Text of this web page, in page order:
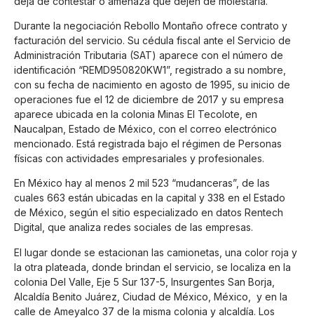
Durante la negociación Rebollo Montaño ofrece contrato y
facturación del servicio. Su cédula fiscal ante el Servicio de
Administración Tributaria (SAT) aparece con el número de
identificación “REMD950820KW1”, registrado a su nombre,
con su fecha de nacimiento en agosto de 1995, su inicio de
operaciones fue el 12 de diciembre de 2017 y su empresa
aparece ubicada en la colonia Minas El Tecolote, en
Naucalpan, Estado de México, con el correo electrónico
mencionado. Está registrada bajo el régimen de Personas
físicas con actividades empresariales y profesionales.
En México hay al menos 2 mil 523 “mudanceras”, de las
cuales 663 están ubicadas en la capital y 338 en el Estado
de México, según el sitio especializado en datos Rentech
Digital, que analiza redes sociales de las empresas.
El lugar donde se estacionan las camionetas, una color roja y
la otra plateada, donde brindan el servicio, se localiza en la
colonia Del Valle, Eje 5 Sur 137-5, Insurgentes San Borja,
Alcaldía Benito Juárez, Ciudad de México, México, y en la
calle de Ameyalco 37 de la misma colonia y alcaldía. Los